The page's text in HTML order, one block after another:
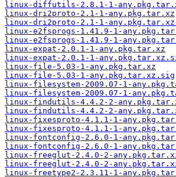
linux-diffutils-2.8.1-1-
linux-dri2proto-2.1-1-any.pkg.tar.xz
linux-dri2proto-2.1-1-
linux-e2fsprogs-1.41.9-1-
linux-e2fsprogs-1.41.9-1-
linux-expat-2.0.1-1-any.pkg.tar.xz
linux-expat-2.0.1-1-
linux-file-5.03-1-any.pkg.tar.xz
linux-file-5.03-1-any.pkg.tar.xz.sig
linux-filesystem-2009.07-1-
linux-filesystem-2009.07-1-
linux-findutils-4.4.2-2-
linux-findutils-4.4.2-2-
linux-fixesproto-4.1.1-1-
linux-fixesproto-4.1.1-1-
linux-fontconfig-2.6.0-1-
linux-fontconfig-2.6.0-1-
linux-freeglut-2.4.0-2-
linux-freeglut-2.4.0-2-
linux-freetype2-2.3.11-1-